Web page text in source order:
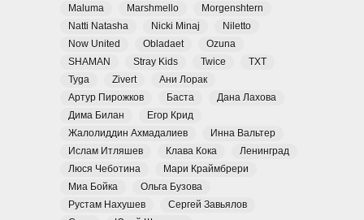
Maluma
Marshmello
Morgenshtern
Natti Natasha
Nicki Minaj
Niletto
Now United
Obladaet
Ozuna
SHAMAN
Stray Kids Twice
TXT
Tyga
Zivert
Ани Лорак
Артур Пирожков
Баста
Дана Лахова
Дима Билан
Егор Крид
Жалолиддин Ахмадалиев
Инна Вальтер
Ислам Итляшев
Клава Кока
Ленинград
Люся Чеботина
Мари Краймбрери
Миа Бойка
Ольга Бузова
Рустам Нахушев
Сергей Завьялов